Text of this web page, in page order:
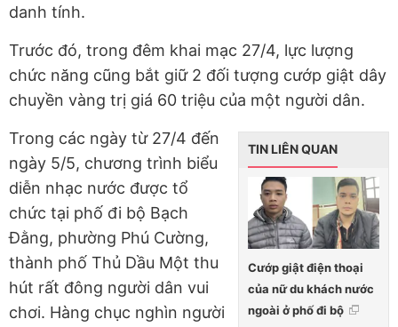
danh tính.
Trước đó, trong đêm khai mạc 27/4, lực lượng
chức năng cũng bắt giữ 2 đối tượng cướp giật dây
chuyền vàng trị giá 60 triệu của một người dân.
TIN LIÊN QUAN
Cướp giật điện thoại
của nữ du khách nước
ngoài ở phố đi bộ
Trong các ngày từ 27/4 đến
ngày 5/5, chương trình biểu
diễn nhạc nước được tổ
chức tại phố đi bộ Bạch
Đằng, phường Phú Cường,
thành phố Thủ Dầu Một thu
hút rất đông người dân vui
chơi. Hàng chục nghìn người